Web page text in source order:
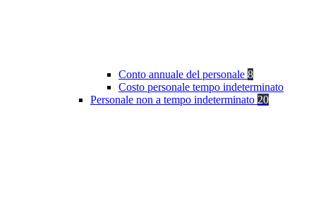
Conto annuale del personale 8
Costo personale tempo indeterminato
Personale non a tempo indeterminato 20